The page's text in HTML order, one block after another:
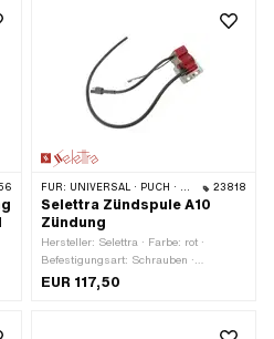
FÜR: UNIVERSAL · PUCH · SACHS · ZÜNDAPP BELMONDO 23818
Selettra Zündspule A10
Zündung
Hersteller: Selettra · Farbe: rot ·
Befestigungsart: Schrauben ·
Verwendungsort: Extern (ausserhalb
EUR 117,50